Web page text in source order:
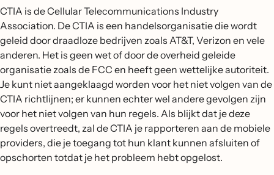
CTIA is de Cellular Telecommunications Industry
Association. De CTIA is een handelsorganisatie die wordt
geleid door draadloze bedrijven zoals AT&T, Verizon en vele
anderen. Het is geen wet of door de overheid geleide
organisatie zoals de FCC en heeft geen wettelijke autoriteit.
Je kunt niet aangeklaagd worden voor het niet volgen van de
CTIA richtlijnen; er kunnen echter wel andere gevolgen zijn
voor het niet volgen van hun regels. Als blijkt dat je deze
regels overtreedt, zal de CTIA je rapporteren aan de mobiele
providers, die je toegang tot hun klant kunnen afsluiten of
opschorten totdat je het probleem hebt opgelost.